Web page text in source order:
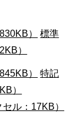
）
標準
）
）
特記
）
ル：17KB）